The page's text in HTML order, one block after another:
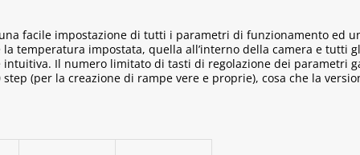
facile impostazione di tutti i parametri di funzionamento ed
temperatura impostata, quella all’interno della camera e tutti
Il numero limitato di tasti di regolazione dei parametri
(per la creazione di rampe vere e proprie), cosa che la